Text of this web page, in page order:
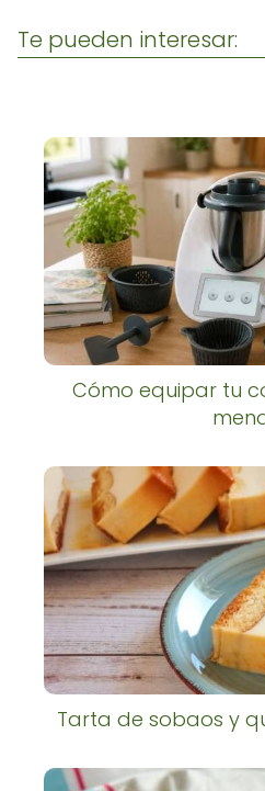
Te pueden interesar:
Cómo equipar tu
Tarta de sobaos y